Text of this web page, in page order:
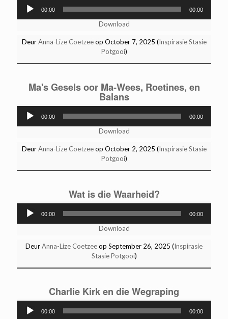
Player
00:00 00:00
Download
DeurAnna-Lize Coetzeeop October 7, 2025 (Inspirasie Stasie
Potgooi)
Ma's Gesels oor Ma-Wees, Roetines, en
Balans
Player
00:00 00:00
Download
DeurAnna-Lize Coetzeeop October 2, 2025 (Inspirasie Stasie
Potgooi)
Wat is die Waarheid?
Player
00:00 00:00
Download
DeurAnna-Lize Coetzeeop September 26, 2025 (Inspirasie
Stasie Potgooi)
Charlie Kirk en die Wegraping
Player
00:00 00:00